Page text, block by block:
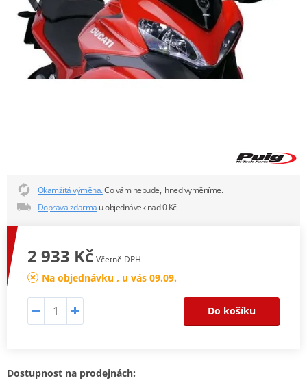
Okamžitá výměna.Co vám nebude, ihned vyměníme.
Doprava zdarma u objednávek nad 0 Kč
2 933 Kč Včetně DPH
Na objednávku , u vás 09.09.
Do košíku
Dostupnost na prodejnách: